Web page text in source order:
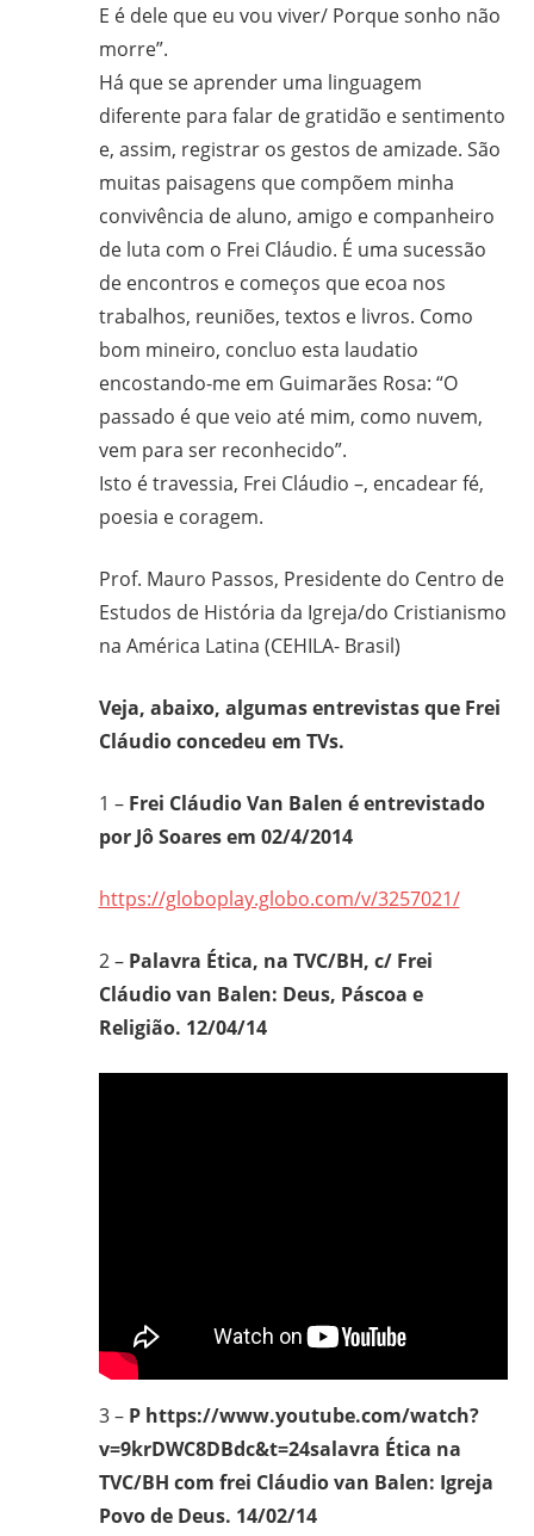
E é dele que eu vou viver/ Porque sonho não
morre”.
Há que se aprender uma linguagem
diferente para falar de gratidão e sentimento
e, assim, registrar os gestos de amizade. São
muitas paisagens que compõem minha
convivência de aluno, amigo e companheiro
de luta com o Frei Cláudio. É uma sucessão
de encontros e começos que ecoa nos
trabalhos, reuniões, textos e livros. Como
bom mineiro, concluo esta laudatio
encostando-me em Guimarães Rosa: “O
passado é que veio até mim, como nuvem,
vem para ser reconhecido”.
Isto é travessia, Frei Cláudio –, encadear fé,
poesia e coragem.
Prof. Mauro Passos, Presidente do Centro de
Estudos de História da Igreja/do Cristianismo
na América Latina (CEHILA- Brasil)
Veja, abaixo, algumas entrevistas que Frei
Cláudio concedeu em TVs.
1 – Frei Cláudio Van Balen é entrevistado
por Jô Soares em 02/4/2014
https://globoplay.globo.com/v/3257021/
2 – Palavra Ética, na TVC/BH, c/ Frei
Cláudio van Balen: Deus, Páscoa e
Religião. 12/04/14
3 – P https://www.youtube.com/watch?
v=9krDWC8DBdc&t=24salavra Ética na
TVC/BH com frei Cláudio van Balen: Igreja
Povo de Deus. 14/02/14